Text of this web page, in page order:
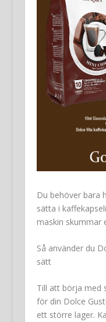
Du behöver bara
sätta i
maskin skummar
Så använder du
sätt
Till att börja med
för din Dolce
ett större lager.